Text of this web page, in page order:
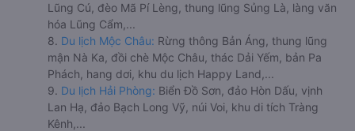
Lũng Cú, đèo Mã Pí Lèng, thung lũng Sủng Là, làng văn
hóa Lũng Cẩm,...
8. Du lịch Mộc Châu: Rừng thông Bản Áng, thung lũng
mận Nà Ka, đồi chè Mộc Châu, thác Dải Yếm, bản Pa
Phách, hang dơi, khu du lịch Happy Land,...
9. Du lịch Hải Phòng: Biển Đồ Sơn, đảo Hòn Dấu, vịnh
Lan Hạ, đảo Bạch Long Vỹ, núi Voi, khu di tích Tràng
Kênh,...